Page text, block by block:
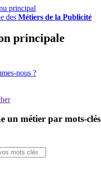
principal
des Métiers de la Publicité
principale
nous ?
un métier par mots-clés